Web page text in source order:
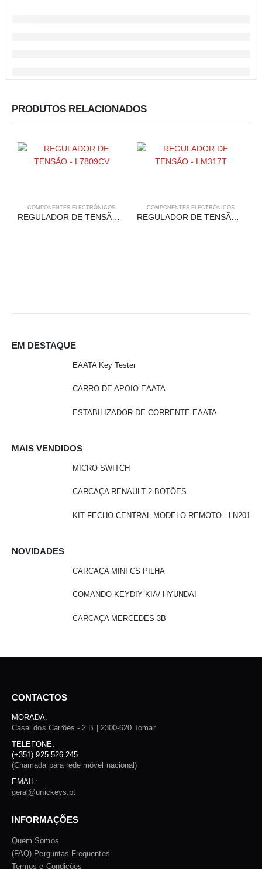
PRODUTOS RELACIONADOS
COMPONENTES ELECTRÓNICOS
REGULADOR DE TENSÃO – L7809CV
COMPONENTES ELECTRÓNICOS
REGULADOR DE TENSÃO – LM317T
EM DESTAQUE
EAATA Key Tester
CARRO DE APOIO EAATA
ESTABILIZADOR DE CORRENTE EAATA
MAIS VENDIDOS
MICRO SWITCH
CARCAÇA RENAULT 2 BOTÕES
KIT FECHO CENTRAL MODELO REMOTO - LN201
NOVIDADES
CARCAÇA MINI CS PILHA
COMANDO KEYDIY KIA/ HYUNDAI
CARCAÇA MERCEDES 3B
CONTACTOS
MORADA:
Casal dos Carrões - 2 B | 2300-620 Tomar
TELEFONE:
(+351) 925 526 245
(Chamada para rede móvel nacional)
EMAIL:
geral@unickeys.pt
INFORMAÇÕES
Quem Somos
(FAQ) Perguntas Frequentes
Termos e Condições